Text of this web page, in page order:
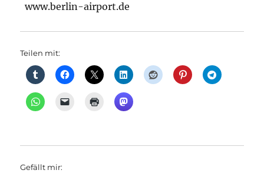
www.berlin-airport.de
Teilen mit:
Gefällt mir: